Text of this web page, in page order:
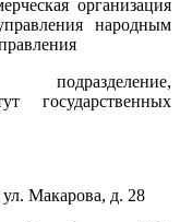
организация
народным
подразделение,
государственных
Макарова, д. 28